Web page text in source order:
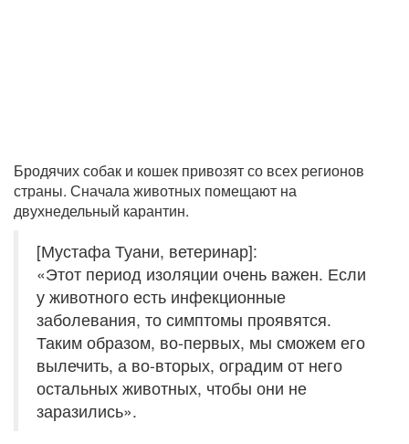
Бродячих собак и кошек привозят со всех регионов
страны. Сначала животных помещают на
двухнедельный карантин.
[Мустафа Туани, ветеринар]:
«Этот период изоляции очень важен. Если
у животного есть инфекционные
заболевания, то симптомы проявятся.
Таким образом, во-первых, мы сможем его
вылечить, а во-вторых, оградим от него
остальных животных, чтобы они не
заразились».